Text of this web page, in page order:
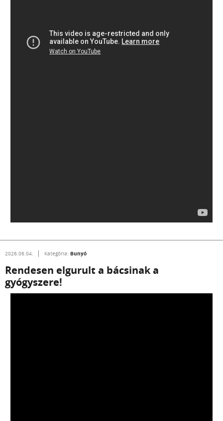
2026.06.04. Kategória: Bunyó
Rendesen elgurult a bácsinak a
gyógyszere!